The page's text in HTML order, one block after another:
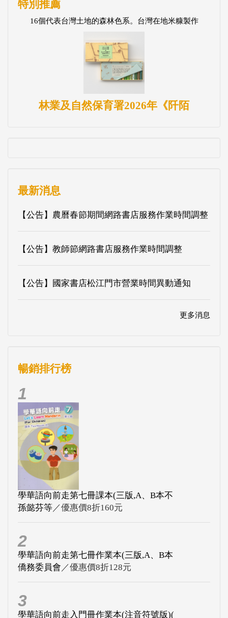
特別推薦
16個代表台灣土地的森林色系。台灣在地米糠製作
林業及自然保育署2026年《阡陌
最新消息
【公告】農曆春節期間網路書店服務作業時間調整
【公告】教師節網路書店服務作業時間調整
【公告】國家書店松江門市營業時間異動通知
更多消息
暢銷排行榜
1
學華語向前走第七冊課本(三版,A、B本不
孫懿芬等／優惠價8折160元
2
學華語向前走第七冊作業本(三版,A、B本
僑務委員會 ／優惠價8折128元
3
學華語向前走入門冊作業本(注音符號版)(